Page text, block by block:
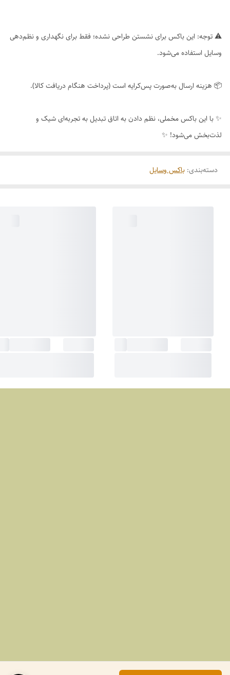
⚠️ توجه: این باکس برای نشستن طراحی نشده؛ فقط برای نگهداری و نظم‌دهی
وسایل استفاده می‌شود.
📦 هزینه ارسال به‌صورت پس‌کرایه است (پرداخت هنگام دریافت کالا).
✨ با این باکس مخملی، نظم دادن به اتاق تبدیل به تجربه‌ای شیک و
لذت‌بخش می‌شود! ✨
دسته‌بندی: باکس وسایل